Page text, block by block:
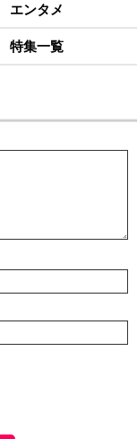
エンタメ
特集一覧